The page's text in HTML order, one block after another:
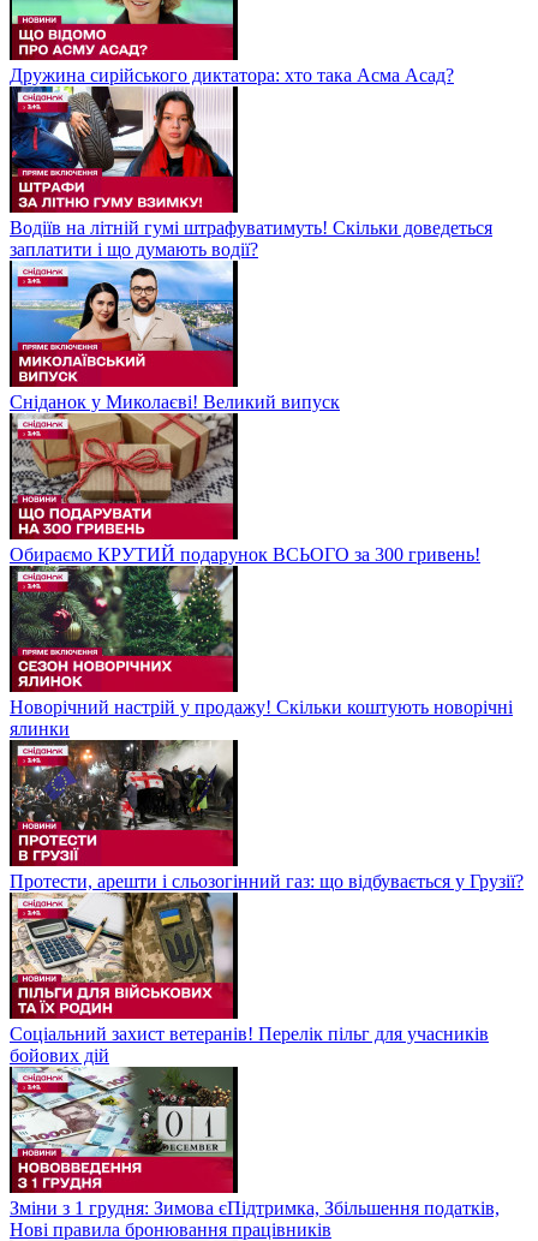
Дружина сирійського диктатора: хто така Асма Асад?
Водіїв на літній гумі штрафуватимуть! Скільки доведеться
заплатити і що думають водії?
Сніданок у Миколаєві! Великий випуск
Обираємо КРУТИЙ подарунок ВСЬОГО за 300 гривень!
Новорічний настрій у продажу! Скільки коштують новорічні
ялинки
Протести, арешти і сльозогінний газ: що відбувається у Грузії?
Соціальний захист ветеранів! Перелік пільг для учасників
бойових дій
Зміни з 1 грудня: Зимова єПідтримка, Збільшення податків,
Нові правила бронювання працівників